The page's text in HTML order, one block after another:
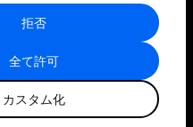
と組み合わされ、各パー
用されることがありま
全て許可
カスタム化
拒否
ーと利用規約
ップ
フォーラム